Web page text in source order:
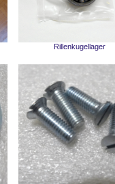
Rillenkugellager